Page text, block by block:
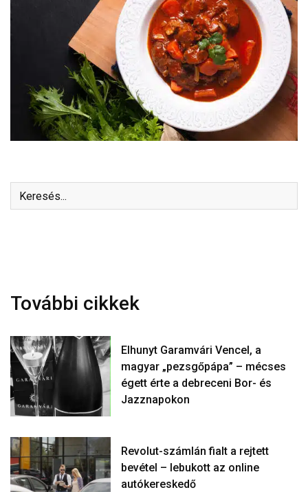
További cikkek
Elhunyt Garamvári Vencel, a
magyar „pezsgőpápa” – mécses
égett érte a debreceni Bor- és
Jazznapokon
Revolut-számlán fialt a rejtett
bevétel – lebukott az online
autókereskedő